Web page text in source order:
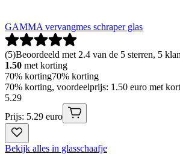
GAMMA vervangmes schraper glas
(5)Beoordeeld met 2.4 van de 5 sterren, 5
1.50 met korting
70% korting70% korting
70% korting, voordeelprijs: 1.50 euro met
5.29
Prijs: 5.29 euro
Bekijk alles in glasschaafje